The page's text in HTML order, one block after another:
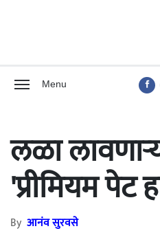
Menu
लळा
'प्रीमियम
By आनंव सुरवसे